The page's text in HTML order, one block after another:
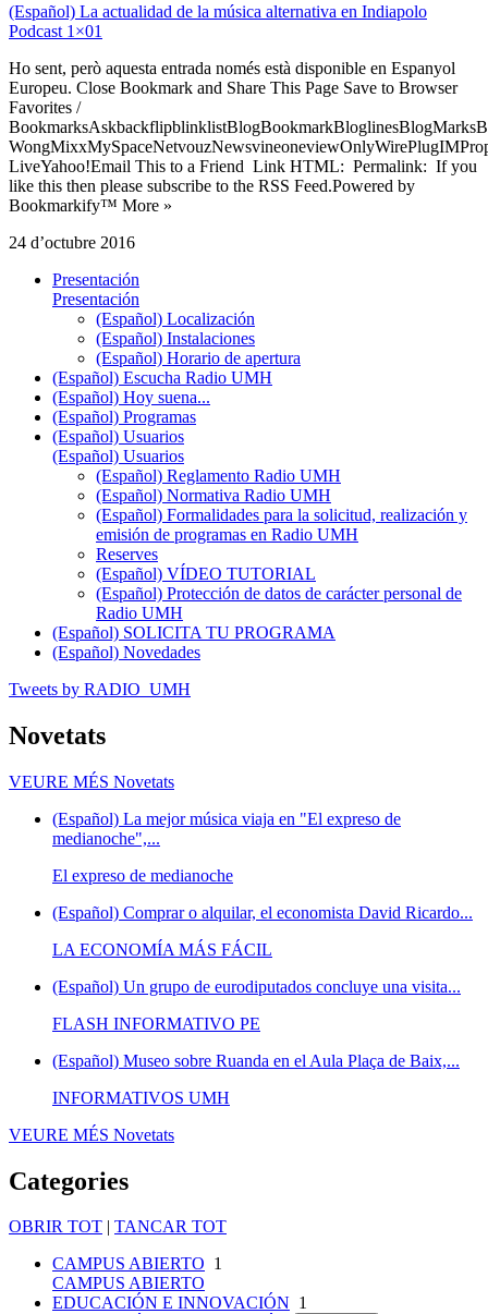
(Español) La actualidad de la música alternativa en Indiapolo
Podcast 1×01
Ho sent, però aquesta entrada només està disponible en Espanyol
Europeu. Close Bookmark and Share This Page Save to Browser
Favorites /
LiveYahoo!Email This to a Friend Link HTML: Permalink: If you
like this then please subscribe to the RSS Feed.Powered by
Bookmarkify™ More »
24 d’octubre 2016
Presentación
Presentación
(Español) Localización
(Español) Instalaciones
(Español) Horario de apertura
(Español) Escucha Radio UMH
(Español) Hoy suena...
(Español) Programas
(Español) Usuarios
(Español) Usuarios
(Español) Reglamento Radio UMH
(Español) Normativa Radio UMH
(Español) Formalidades para la solicitud, realización y
emisión de programas en Radio UMH
Reserves
(Español) VÍDEO TUTORIAL
(Español) Protección de datos de carácter personal de
Radio UMH
(Español) SOLICITA TU PROGRAMA
(Español) Novedades
Tweets by RADIO_UMH
Novetats
VEURE MÉS Novetats
(Español) La mejor música viaja en "El expreso de
medianoche",...
El expreso de medianoche
(Español) Comprar o alquilar, el economista David Ricardo...
LA ECONOMÍA MÁS FÁCIL
(Español) Un grupo de eurodiputados concluye una visita...
FLASH INFORMATIVO PE
(Español) Museo sobre Ruanda en el Aula Plaça de Baix,...
INFORMATIVOS UMH
VEURE MÉS Novetats
Categories
OBRIR TOT | TANCAR TOT
CAMPUS ABIERTO 1
CAMPUS ABIERTO
EDUCACIÓN E INNOVACIÓN 1